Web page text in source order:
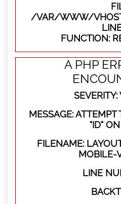
/VAR/WWW/
FUNCTION:
A PHP
MESSAGE:
"ID"
FILENAME:
MOBILE-
LINE